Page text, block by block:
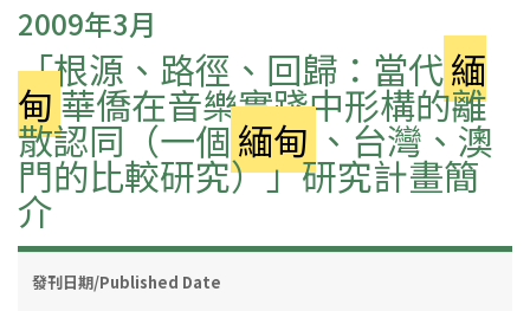
2009年3月
「根源、路徑、回歸：當代緬
甸華僑在音樂實踐中形構的離
散認同（一個 緬甸 、台灣、澳
門的比較研究）」研究計畫簡
介
發刊日期/Published Date